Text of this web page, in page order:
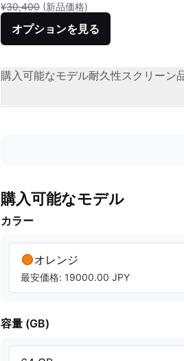
¥30,400 (新品価格)
オプションを見る
購入可能なモデル耐久性スクリーン
購入可能なモデル
カラー
オレンジ
最安価格: 19000.00 JPY
容量 (GB)